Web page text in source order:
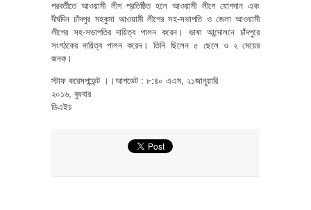
পরবর্তীতে আওয়ামী লীগ প্রতিষ্ঠিত হলে আওয়ামী লীগে যোগদান এবং
দীর্ঘদিন চাঁদপুর মহকুমা আওয়ামী লীগের সহ-সভাপতি ও জেলা আওয়ামী
লীগের সহ-সভাপতির দায়িত্ব পালন করেন। ভাষা আন্দোলনে চাঁদপুরে
সংগঠকের দায়িত্ব পালন করেন। তিনি ছিলেন ৫ ছেলে ও ২ মেয়ের
জনক।
স্টাফ করেসপন্ডেন্ট ।।আপডেট : ৮:৪০ এএম, ২১জানুয়ারি
২০১৬, বুধবার
ডিএইচ